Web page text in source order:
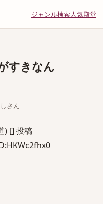
ジャンル検索人気殿堂
すきなん
さん
) [] 投稿